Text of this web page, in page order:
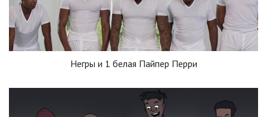
Негры и 1 белая Пайпер Перри